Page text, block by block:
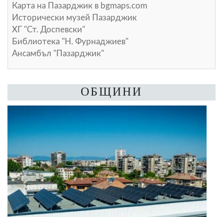
Карта на Пазарджик в bgmaps.com
Исторически музей Пазарджик
ХГ "Ст. Доспевски"
Библиотека "Н. Фурнаджиев"
Ансамбъл "Пазарджик"
ОБЩИНИ